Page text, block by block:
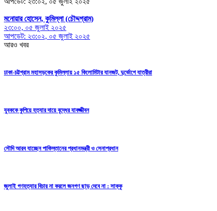
মনোয়ার হোসেন, কুমিল্লা (চৌদ্দগ্রাম)
২৩:০০, ০৫ জুলাই ২০২৫
আপডেট: ২৩:০২, ০৫ জুলাই ২০২৫
আরও খবর
ঢাকা-চট্টগ্রাম মহাসড়কের কুমিল্লায় ১৫ কিলোমিটার যানজট, দুর্ভোগে যাত্রীরা
যুবককে কুপিয়ে হত্যার দায়ে বৃদ্ধের যাবজ্জীবন
সৌদি আরব যাচ্ছেন পাকিস্তানের প্রধানমন্ত্রী ও সেনাপ্রধান
জুলাই গণহত্যার বিচার না করলে জনগণ ছাড় দেবে না : সাক্কু